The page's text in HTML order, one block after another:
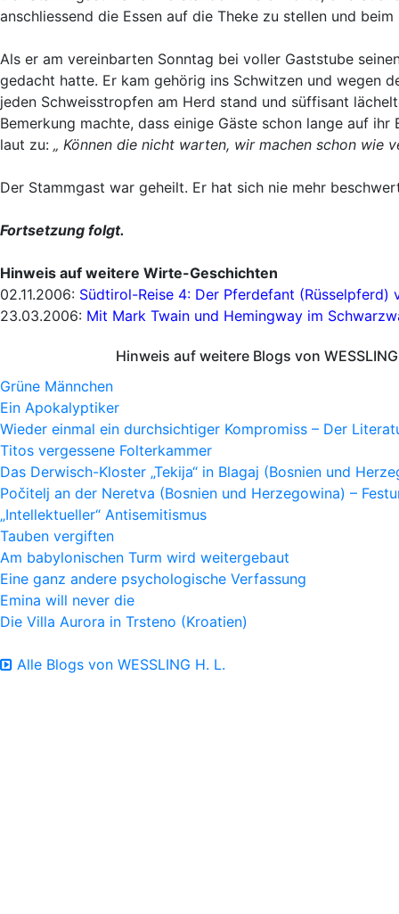
anschliessend die Essen auf die Theke zu stellen und
Als er am vereinbarten Sonntag bei voller Gaststube
gedacht hatte. Er kam gehörig ins Schwitzen und wegen
jeden Schweisstropfen am Herd stand und süffisant
Bemerkung machte, dass einige Gäste schon lange auf
laut zu: „ Können die nicht warten, wir machen schon wie
Der Stammgast war geheilt. Er hat sich nie mehr
Fortsetzung folgt.
Hinweis auf weitere Wirte-Geschichten
02.11.2006: Südtirol-Reise 4: Der Pferdefant (Rüsselpferd)
23.03.2006: Mit Mark Twain und Hemingway im
Hinweis auf weitere Blogs von
Grüne Männchen
Ein Apokalyptiker
Wieder einmal ein durchsichtiger Kompromiss – Der
Titos vergessene Folterkammer
Das Derwisch-Kloster „Tekija“ in Blagaj (Bosnien und
Počitelj an der Neretva (Bosnien und Herzegowina) –
„Intellektueller“ Antisemitismus
Tauben vergiften
Am babylonischen Turm wird weitergebaut
Eine ganz andere psychologische Verfassung
Emina will never die
Die Villa Aurora in Trsteno (Kroatien)
Alle Blogs von WESSLING H. L.